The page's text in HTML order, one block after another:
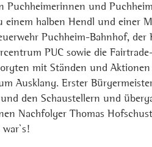
Puchheimerinnen und
einem halben Hendl und einer
Puchheim-Bahnhof, der
PUC sowie die
mit Ständen und
Ausklang. Erster
den Schaustellern und
Nachfolger Thomas
war`s!